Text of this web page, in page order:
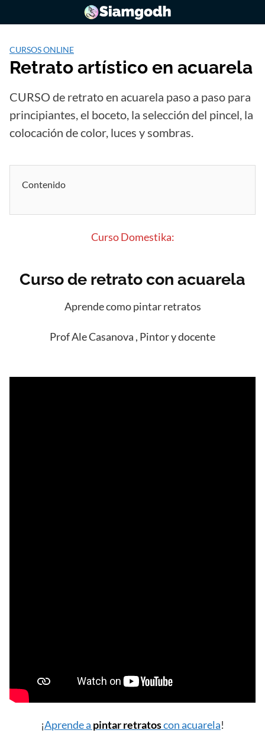
CURSOS ONLINE
Retrato artístico en acuarela
CURSO de retrato en acuarela paso a paso para
principiantes, el boceto, la selección del pincel, la
colocación de color, luces y sombras.
Contenido
Curso Domestika:
Curso de retrato con acuarela
Aprende como pintar retratos
Prof Ale Casanova , Pintor y docente
¡Aprende a pintar retratoscon acuarela!